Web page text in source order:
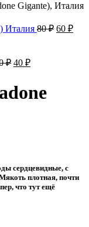
Gigante), Италия
Италия 80₽ 60 ₽
₽ Первоначальная
70 ₽.
40 ₽Текущая
сердцевидные, с
плотная, почти
что тут ещё